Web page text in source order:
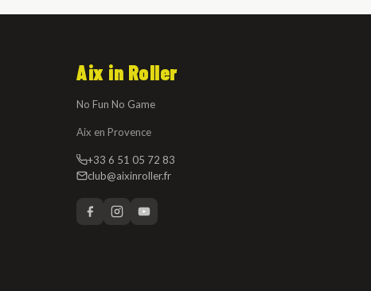
Aix in Roller
No Fun No Game
Aix en Provence
+33 6 51 05 72 83
club@aixinroller.fr